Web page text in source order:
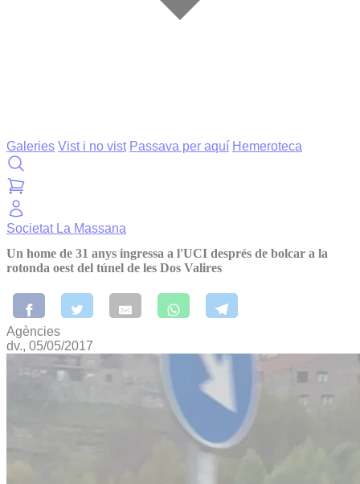
Galeries Vist i no vist Passava per aquí Hemeroteca
Societat La Massana
Un home de 31 anys ingressa a l'UCI després de bolcar a la
rotonda oest del túnel de les Dos Valires
Agències
dv., 05/05/2017